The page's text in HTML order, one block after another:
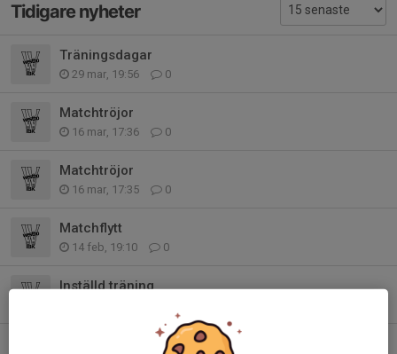
Tidigare nyheter
Träningsdagar
29 mar, 19:56 0
Matchtröjor
16 mar, 17:36 0
Matchtröjor
16 mar, 17:35 0
Matchflytt
14 feb, 19:10 0
Inställd träning
Nya matchshorts